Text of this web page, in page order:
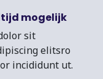
mogelijk
sit
elitsro
incididunt ut.